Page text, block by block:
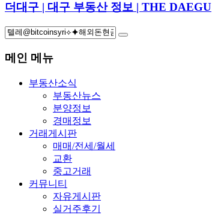
더대구 | 대구 부동산 정보 | THE DAEGU
메인 메뉴
부동산소식
부동산뉴스
분양정보
경매정보
거래게시판
매매/전세/월세
교환
중고거래
커뮤니티
자유게시판
실거주후기